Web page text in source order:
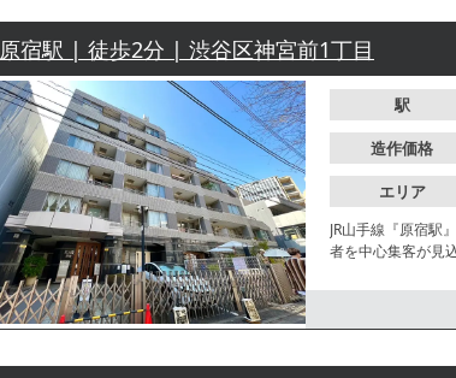
原宿駅 | 徒歩2分 | 渋谷区神宮前1丁目
駅
造作価格
エリア
JR山手線『原宿駅
者を中心集客が見